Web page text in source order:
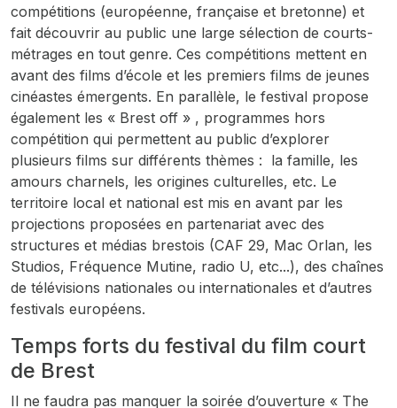
compétitions (européenne, française et bretonne) et
fait découvrir au public une large sélection de courts-
métrages en tout genre. Ces compétitions mettent en
avant des films d’école et les premiers films de jeunes
cinéastes émergents. En parallèle, le festival propose
également les « Brest off » , programmes hors
compétition qui permettent au public d’explorer
plusieurs films sur différents thèmes : la famille, les
amours charnels, les origines culturelles, etc. Le
territoire local et national est mis en avant par les
projections proposées en partenariat avec des
structures et médias brestois (CAF 29, Mac Orlan, les
Studios, Fréquence Mutine, radio U, etc...), des chaînes
de télévisions nationales ou internationales et d’autres
festivals européens.
Temps forts du festival du film court
de Brest
Il ne faudra pas manquer la soirée d’ouverture « The